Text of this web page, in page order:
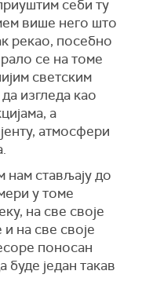
себи ту
више него што
рекао, посебно
се на томе
светским
изгледа као
а
атмосфери
нам стављају до
у томе
на све своје
на све своје
поносан
буде један такав